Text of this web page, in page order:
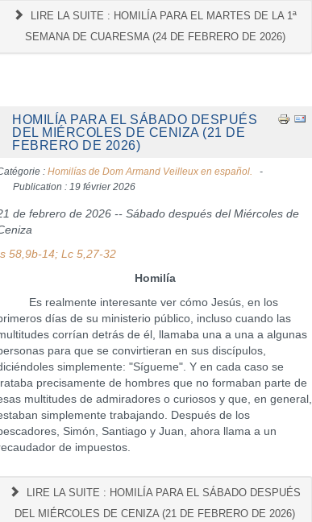
LIRE LA SUITE : HOMILÍA PARA EL MARTES DE LA 1ª
SEMANA DE CUARESMA (24 DE FEBRERO DE 2026)
HOMILÍA PARA EL SÁBADO DESPUÉS
DEL MIÉRCOLES DE CENIZA (21 DE
FEBRERO DE 2026)
:Homilías de Dom Armand Veilleux en español.
Publication : 19 février 2026
de febrero de 2026 -- Sábado después del Miércoles de
58,9b-14; Lc 5,27-32
Homilía
Es realmente interesante ver cómo Jesús, en los
días de su ministerio público, incluso cuando las
corrían detrás de él, llamaba una a una a algunas
para que se convirtieran en sus discípulos,
simplemente: "Sígueme". Y en cada caso se
precisamente de hombres que no formaban parte de
multitudes de admiradores o curiosos y que, en general,
simplemente trabajando. Después de los
Simón, Santiago y Juan, ahora llama a un
de impuestos.
LIRE LA SUITE : HOMILÍA PARA EL SÁBADO DESPUÉS
DEL MIÉRCOLES DE CENIZA (21 DE FEBRERO DE 2026)